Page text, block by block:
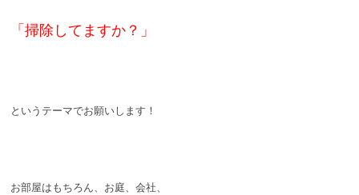
「掃除してますか？」
というテーマでお願いします！
お部屋はもちろん、お庭、会社、